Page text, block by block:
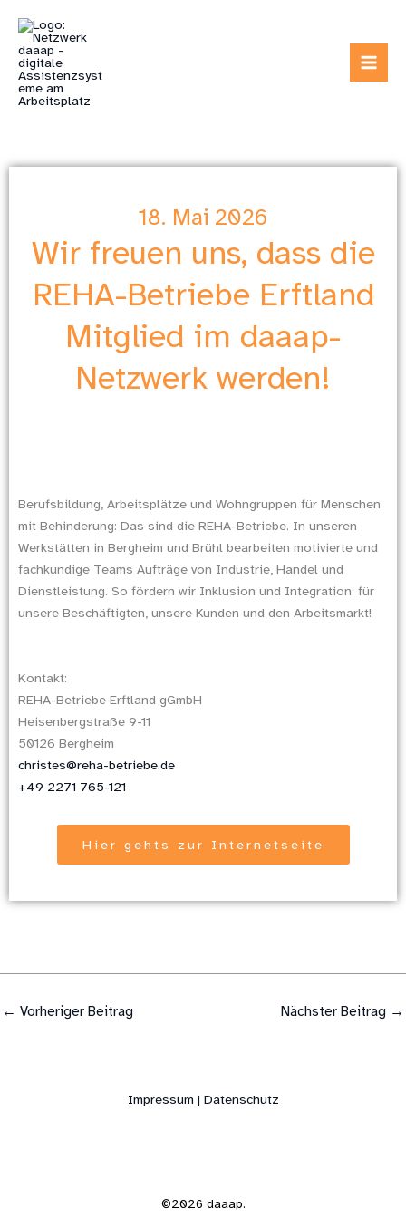
Inhalt
springen
18. Mai 2026
Wir freuen uns, dass die
REHA-Betriebe Erftland
Mitglied im daaap-
Netzwerk werden!
Berufsbildung, Arbeitsplätze und Wohngruppen für Menschen
mit Behinderung: Das sind die REHA-Betriebe. In unseren
Werkstätten in Bergheim und Brühl bearbeiten motivierte und
fachkundige Teams Aufträge von Industrie, Handel und
Dienstleistung. So fördern wir Inklusion und Integration: für
unsere Beschäftigten, unsere Kunden und den Arbeitsmarkt!
Kontakt:
REHA-Betriebe Erftland gGmbH
Heisenbergstraße 9-11
50126 Bergheim
christes@reha-betriebe.de
+49 2271 765-121
Hier gehts zur Internetseite
← Vorheriger Beitrag Nächster Beitrag →
Impressum | Datenschutz
©2026 daaap.